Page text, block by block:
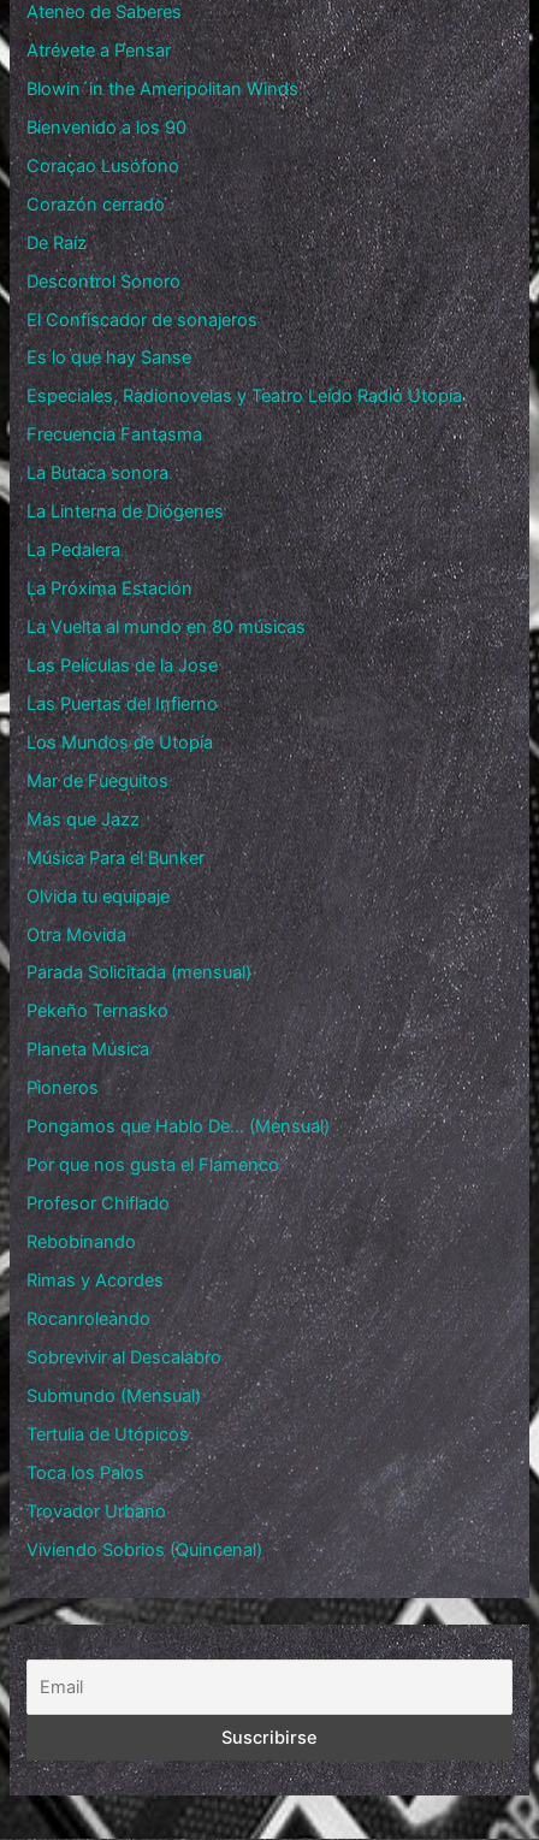
Ateneo de Saberes
Atrévete a Pensar
Blowin´in the Ameripolitan Winds
Bienvenido a los 90
Coraçao Lusófono
Corazón cerrado
De Raíz
Descontrol Sonoro
El Confiscador de sonajeros
Es lo que hay Sanse
Especiales, Radionovelas y Teatro Leído Radio Utopía
Frecuencia Fantasma
La Butaca sonora
La Linterna de Diógenes
La Pedalera
La Próxima Estación
La Vuelta al mundo en 80 músicas
Las Películas de la Jose
Las Puertas del Infierno
Los Mundos de Utopía
Mar de Fueguitos
Mas que Jazz
Música Para el Bunker
Olvida tu equipaje
Otra Movida
Parada Solicitada (mensual)
Pekeño Ternasko
Planeta Música
Pioneros
Pongamos que Hablo De… (Mensual)
Por que nos gusta el Flamenco
Profesor Chiflado
Rebobinando
Rimas y Acordes
Rocanroleando
Sobrevivir al Descalabro
Submundo (Mensual)
Tertulia de Utópicos
Toca los Palos
Trovador Urbano
Viviendo Sobrios (Quincenal)